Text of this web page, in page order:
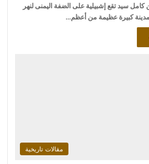
كامل سيد تقع إشبيلية على الضفة اليمنى لنهر
مدينة كبيرة عظيمة من أعظم…
مقالات تاريخية